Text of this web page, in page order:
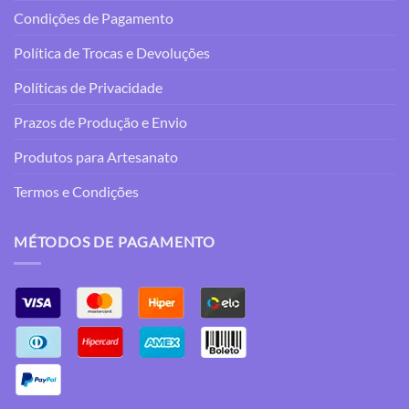
Condições de Pagamento
Política de Trocas e Devoluções
Políticas de Privacidade
Prazos de Produção e Envio
Produtos para Artesanato
Termos e Condições
MÉTODOS DE PAGAMENTO